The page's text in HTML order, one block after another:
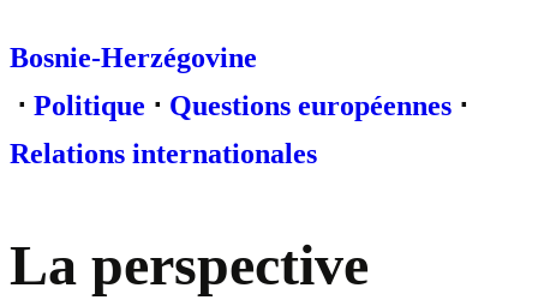
Bosnie-Herzégovine
⋅ Politique ⋅ Questions européennes ⋅
Relations internationales
La perspective